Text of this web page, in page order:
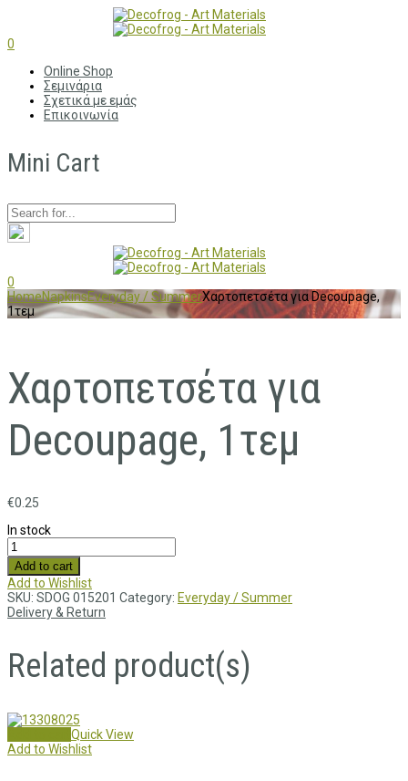
0
Online Shop
Σεμινάρια
Σχετικά με εμάς
Επικοινωνία
Mini Cart
0
HomeNapkinsEveryday / SummerΧαρτοπετσέτα για Decoupage,
1τεμ
Χαρτοπετσέτα για
Decoupage, 1τεμ
€0.25
In stock
Add to cart
Add to Wishlist
SKU: SDOG 015201 Category: Everyday / Summer
Delivery & Return
Related product(s)
Quick View
Add to Wishlist